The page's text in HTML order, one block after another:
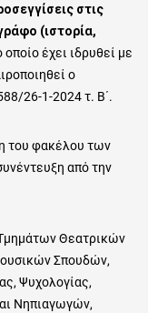
στις
(ιστορία,
οποίο έχει ιδρυθεί με
ο
26-1-2024 τ. Β΄.
του φακέλου των
από την
Θεατρικών
Σπουδών,
Ψυχολογίας,
Νηπιαγωγών,